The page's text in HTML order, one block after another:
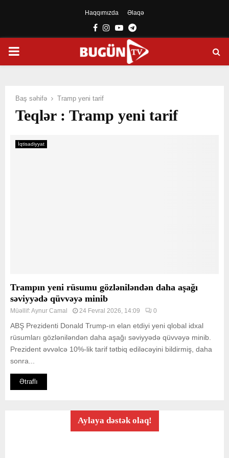
Haqqımızda Əlaqə
Facebook
Instagram
YoutubeTelegram
PRIMARY
Baş səhifə Tramp yeni tarif
Teqlər : Tramp yeni tarif
İqtisadiyyat
Trampın yeni rüsumu gözləniləndən daha aşağı
səviyyədə qüvvəyə minib
Müəllif:Aynur Camal 24 Fevral 2026, 14:09 0
ABŞ Prezidenti Donald Trump-ın elan etdiyi yeni qlobal idxal
rüsumları gözləniləndən daha aşağı səviyyədə qüvvəyə minib.
Prezident əvvəlcə 10%-lik tarif tətbiq ediləcəyini bildirmiş, daha
sonra...
Ətraflı
Aylaya dəstək olaq!